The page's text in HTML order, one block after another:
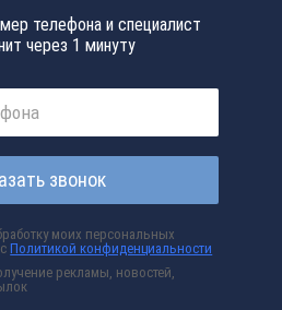
телефона и специалист
через 1 минуту
звонок
моих персональных
сПолитикой конфиденциальности
рекламы, новостей,